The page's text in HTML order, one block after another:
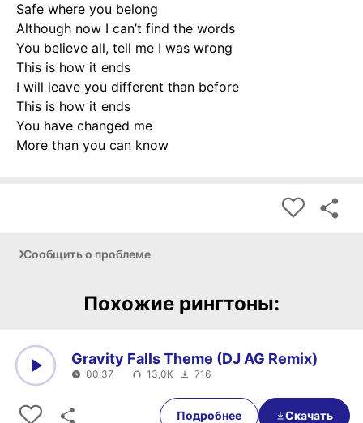
Safe where you belong
Although now I can’t find the words
You believe all, tell me I was wrong
This is how it ends
I will leave you different than before
This is how it ends
You have changed me
More than you can know
Сообщить о проблеме
Похожие рингтоны:
00:37
Gravity Falls Theme (DJ AG Remix)
00:37 13,0K 716
Подробнее Скачать